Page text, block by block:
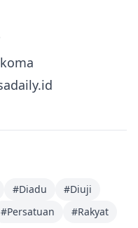
#Diadu #Diuji
#Persatuan #Rakyat